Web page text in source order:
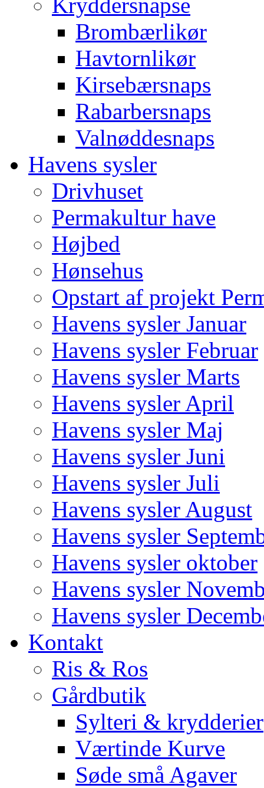
Brombærlikør
Havtornlikør
Kirsebærsnaps
Rabarbersnaps
Valnøddesnaps
Havens sysler
Drivhuset
Permakultur have
Højbed
Hønsehus
Opstart af projekt
Havens sysler Januar
Havens sysler Februar
Havens sysler Marts
Havens sysler April
Havens sysler Maj
Havens sysler Juni
Havens sysler Juli
Havens sysler August
Havens sysler
Havens sysler oktober
Havens sysler
Havens sysler
Kontakt
Ris & Ros
Gårdbutik
Sylteri & krydderier
Værtinde Kurve
Søde små Agaver